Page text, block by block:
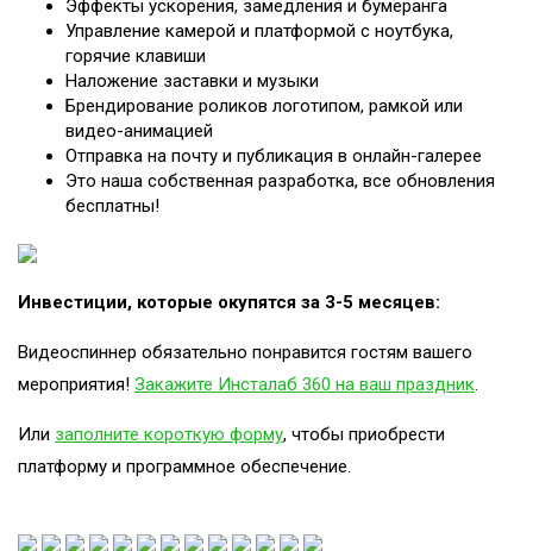
Эффекты ускорения, замедления и бумеранга
Управление камерой и платформой с ноутбука,
горячие клавиши
Наложение заставки и музыки
Брендирование роликов логотипом, рамкой или
видео-анимацией
Отправка на почту и публикация в онлайн-галерее
Это наша собственная разработка, все обновления
бесплатны!
Инвестиции, которые окупятся за 3-5 месяцев:
Видеоспиннер обязательно понравится гостям вашего
мероприятия! Закажите Инсталаб 360 на ваш праздник.
Или заполните короткую форму, чтобы приобрести
платформу и программное обеспечение.